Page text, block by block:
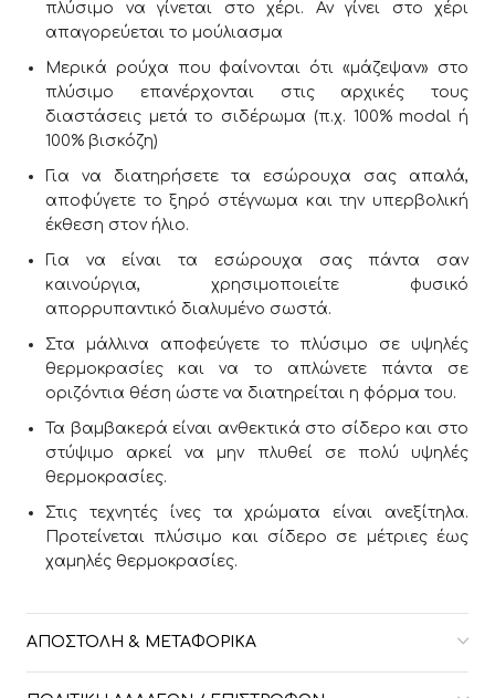
πλύσιμο να γίνεται στο χέρι. Αν γίνει στο χέρι
απαγορεύεται το μούλιασμα
Μερικά ρούχα που φαίνονται ότι «μάζεψαν» στο
πλύσιμο επανέρχονται στις αρχικές τους
διαστάσεις μετά το σιδέρωμα (π.χ. 100% modal ή
100% βισκόζη)
Για να διατηρήσετε τα εσώρουχα σας απαλά,
αποφύγετε το ξηρό στέγνωμα και την υπερβολική
έκθεση στον ήλιο.
Για να είναι τα εσώρουχα σας πάντα σαν
καινούργια, χρησιμοποιείτε φυσικό
απορρυπαντικό διαλυμένο σωστά.
Στα μάλλινα αποφεύγετε το πλύσιμο σε υψηλές
θερμοκρασίες και να το απλώνετε πάντα σε
οριζόντια θέση ώστε να διατηρείται η φόρμα του.
Τα βαμβακερά είναι ανθεκτικά στο σίδερο και στο
στύψιμο αρκεί να μην πλυθεί σε πολύ υψηλές
θερμοκρασίες.
Στις τεχνητές ίνες τα χρώματα είναι ανεξίτηλα.
Προτείνεται πλύσιμο και σίδερο σε μέτριες έως
χαμηλές θερμοκρασίες.
ΑΠΟΣΤΟΛΉ & ΜΕΤΑΦΟΡΙΚΆ